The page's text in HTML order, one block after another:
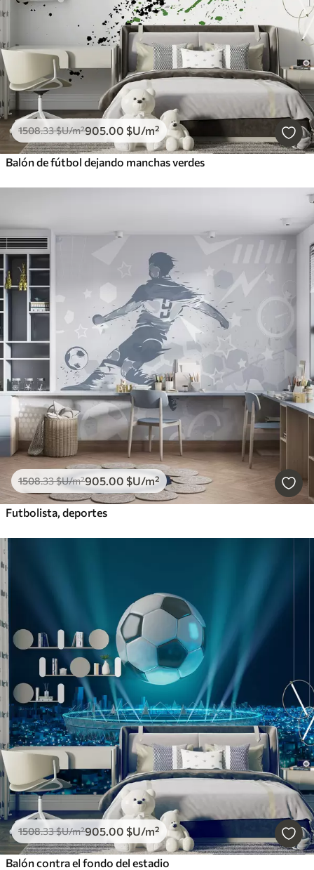
1508.33$U/m²905.00 $U/m²
Balón de fútbol dejando manchas verdes
1508.33$U/m²905.00 $U/m²
Futbolista, deportes
1508.33$U/m²905.00 $U/m²
Balón contra el fondo del estadio